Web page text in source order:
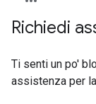
Richiedi
Ti senti un po'
assistenza per